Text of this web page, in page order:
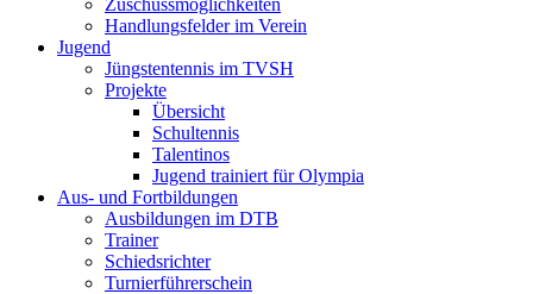
Zuschussmöglichkeiten
Handlungsfelder im Verein
Jugend
Jüngstentennis im TVSH
Projekte
Übersicht
Schultennis
Talentinos
Jugend trainiert für Olympia
Aus- und Fortbildungen
Ausbildungen im DTB
Trainer
Schiedsrichter
Turnierführerschein